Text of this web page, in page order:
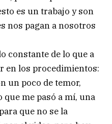
es un trabajo y son
nos pagan a nosotros
constante de lo que a
en los procedimientos:
un poco de temor,
me pasó a mí, una
que no se la